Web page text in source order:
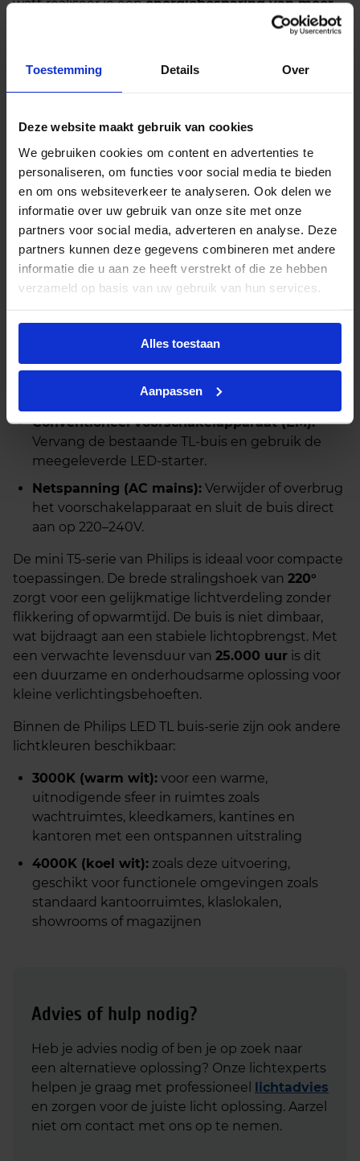
Toestemming Details Over
Deze website maakt gebruik van cookies
We gebruiken cookies om content en advertenties te
personaliseren, om functies voor social media te bieden
en om ons websiteverkeer te analyseren. Ook delen we
informatie over uw gebruik van onze site met onze
partners voor social media, adverteren en analyse. Deze
partners kunnen deze gegevens combineren met andere
informatie die u aan ze heeft verstrekt of die ze hebben
verzameld op basis van uw gebruik van hun services.
Alles toestaan
Aanpassen
watt realiseer je eenenergiebesparing van meer
, zonder concessies te doen aan prestaties
installatie in bestaande armaturen eenvoudig en
passen in noodverlichtingsarmaturen.
De buis straalt
koel wit licht met een
kleurtemperatuur van 4000K
uit. Deze neutrale
lichtkleur is bijzonder geschikt voor functionele
omgevingen waar helderheid en visueel comfort
belangrijk zijn, zoals vitrines, balies, kasten of kleine
werkplekken. De kleurcode
840
verwijst naar deze
kleurtemperatuur in combinatie met een
kleurweergave-index (CRI) van 80–89
staat voor een natuurgetrouwe en consistente
Deze LED TL buis ondersteunt twee
installatiemethoden:
Conventioneel voorschakelapparaat (EM):
Vervang de bestaande TL-buis en gebruik de
meegeleverde LED-starter.
Netspanning (AC mains): Verwijder of overbrug
het voorschakelapparaat en sluit de buis direct
aan op 220–240V.
De mini T5-serie van Philips is ideaal voor compacte
toepassingen. De brede stralingshoek van 220°
zorgt voor een gelijkmatige lichtverdeling zonder
flikkering of opwarmtijd. De buis is niet dimbaar,
wat bijdraagt aan een stabiele lichtopbrengst. Met
een verwachte levensduur van 25.000 uur is dit
een duurzame en onderhoudsarme oplossing voor
kleine verlichtingsbehoeften.
Binnen de Philips LED TL buis-serie zijn ook andere
lichtkleuren beschikbaar:
3000K (warm wit): voor een warme,
uitnodigende sfeer in ruimtes zoals
wachtruimtes, kleedkamers, kantines en
kantoren met een ontspannen uitstraling
4000K (koel wit): zoals deze uitvoering,
geschikt voor functionele omgevingen zoals
standaard kantoorruimtes, klaslokalen,
showrooms of magazijnen
Advies of hulp nodig?
Heb je advies nodig of ben je op zoek naar
een alternatieve oplossing? Onze lichtexperts
helpen je graag met professioneel lichtadvies
en zorgen voor de juiste licht oplossing. Aarzel
niet om contact met ons op te nemen.